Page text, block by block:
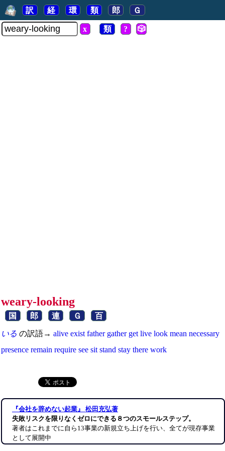
訳 経 環 類 郎 Ｇ
x 類 ? 🎲
weary-looking
国 郎 連 Ｇ 百
いる の訳語→ alive exist father gather get live look mean necessary
presence remain require see sit stand stay there work
『会社を辞めない起業』 松田充弘著
失敗リスクを限りなくゼロにできる８つのスモールステップ。
著者はこれまでに自ら13事業の新規立ち上げを行い、全てが現存事業
として展開中